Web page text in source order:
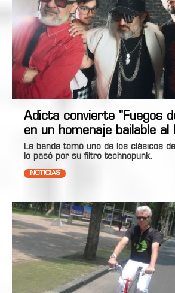
Adicta convierte "Fuegos
en un homenaje bailable al
La banda tomó uno de los clásicos
lo pasó por su filtro technopunk.
NOTICIAS